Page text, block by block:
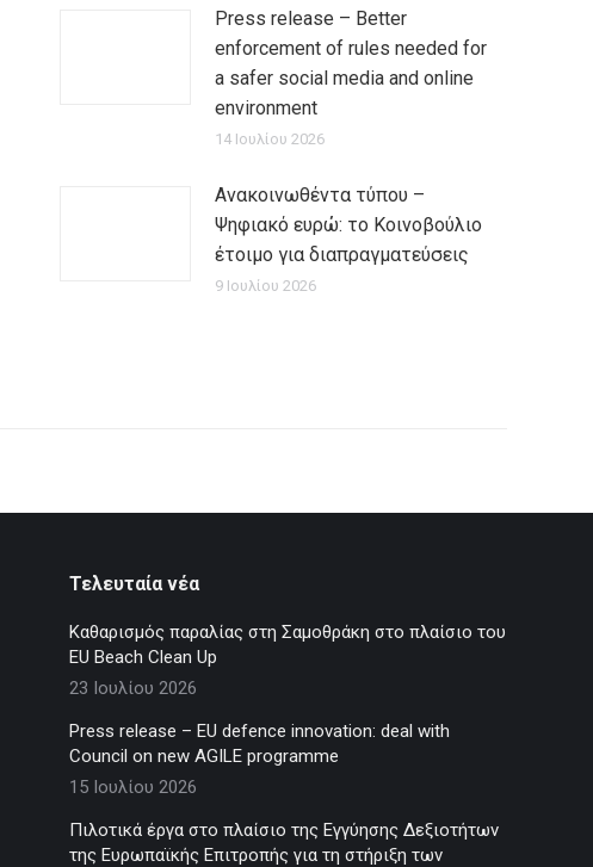
Press release – Better
enforcement of rules needed for
a safer social media and online
environment
14 Ιουλίου 2026
Ανακοινωθέντα τύπου –
Ψηφιακό ευρώ: το Κοινοβούλιο
έτοιμο για διαπραγματεύσεις
9 Ιουλίου 2026
Τελευταία νέα
Καθαρισμός παραλίας στη Σαμοθράκη στο πλαίσιο του
EU Beach Clean Up
23 Ιουλίου 2026
Press release – EU defence innovation: deal with
Council on new AGILE programme
15 Ιουλίου 2026
Πιλοτικά έργα στο πλαίσιο της Εγγύησης Δεξιοτήτων
της Ευρωπαϊκής Επιτροπής για τη στήριξη των